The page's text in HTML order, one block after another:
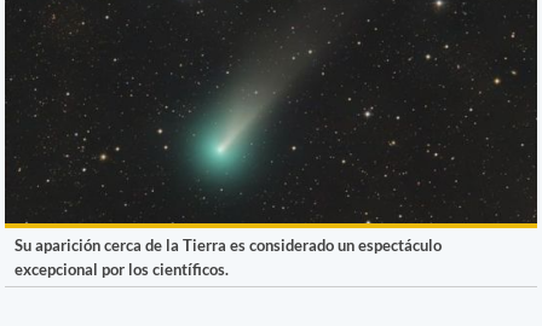
Su aparición cerca de la Tierra es considerado un espectáculo
excepcional por los científicos.